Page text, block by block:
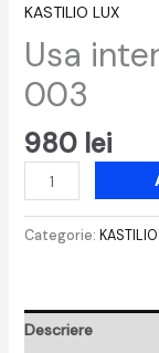
KASTILIO LUX
Usa
003
980 lei
Categorie:
Descriere